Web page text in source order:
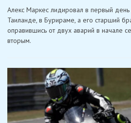
Маркес
показал
лучшее
время
Бурираме,
Марк
дважды
упал
Алекс Маркес лидировал в первый день
Таиланде, в Бурираме, а его старший
оправившись от двух аварий в начале
вторым.